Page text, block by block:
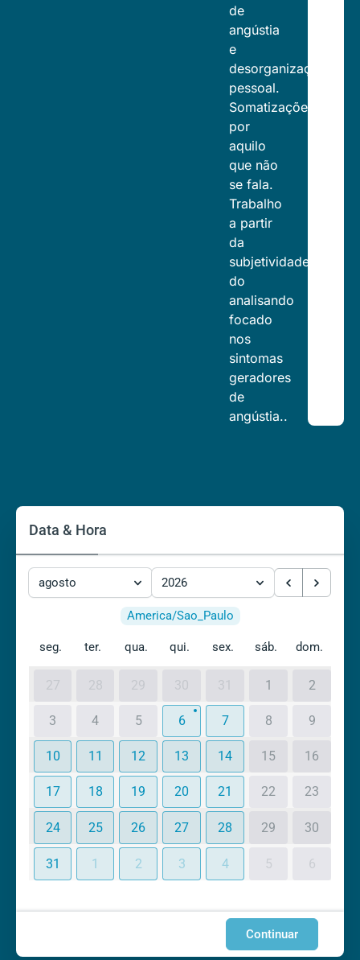
de
angústia
e
desorganização
pessoal.
Somatizações
por
aquilo
que não
se fala.
Trabalho
a partir
da
subjetividade
do
analisando
focado
nos
sintomas
geradores
de
angústia..
Data & Hora
agosto 2026
America/Sao_Paulo
seg. ter. qua. qui. sex. sáb. dom.
27 28 29 30 31 1 2
3 4 5 6 7 8 9
10 11 12 13 14 15 16
17 18 19 20 21 22 23
24 25 26 27 28 29 30
31 1 2 3 4 5 6
Continuar